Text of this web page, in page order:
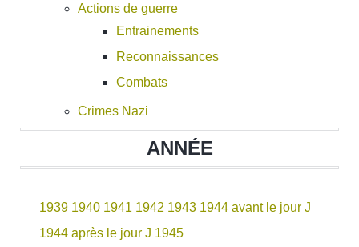
Actions de guerre
Entrainements
Reconnaissances
Combats
Crimes Nazi
ANNÉE
1939 1940 1941 1942 1943 1944 avant le jour J
1944 après le jour J 1945